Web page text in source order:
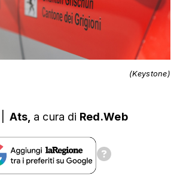
(Keystone)
Ats, a cura di Red.Web